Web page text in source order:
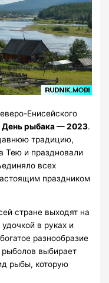
Енисейского
День рыбака — 2023.
традицию,
Тею и праздновали
всех
праздником
стране выходят на
в руках и
разнообразие
выбирает
рыбы, которую